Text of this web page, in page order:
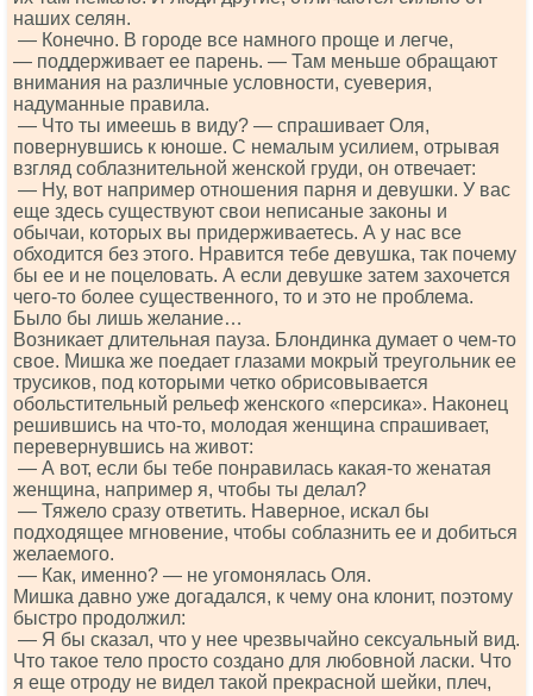
наших селян.
— Конечно. В городе все намного проще и легче,
— поддерживает ее парень. — Там меньше обращают
внимания на различные условности, суеверия,
надуманные правила.
— Что ты имеешь в виду? — спрашивает Оля,
повернувшись к юноше. С немалым усилием, отрывая
взгляд соблазнительной женской груди, он отвечает:
— Ну, вот например отношения парня и девушки. У вас
еще здесь существуют свои неписаные законы и
обычаи, которых вы придерживаетесь. А у нас все
обходится без этого. Нравится тебе девушка, так почему
бы ее и не поцеловать. А если девушке затем захочется
чего-то более существенного, то и это не проблема.
Было бы лишь желание…
Возникает длительная пауза. Блондинка думает о чем-то
свое. Мишка же поедает глазами мокрый треугольник ее
трусиков, под которыми четко обрисовывается
обольстительный рельеф женского «персика». Наконец
решившись на что-то, молодая женщина спрашивает,
перевернувшись на живот:
— А вот, если бы тебе понравилась какая-то женатая
женщина, например я, чтобы ты делал?
— Тяжело сразу ответить. Наверное, искал бы
подходящее мгновение, чтобы соблазнить ее и добиться
желаемого.
— Как, именно? — не угомонялась Оля.
Мишка давно уже догадался, к чему она клонит, поэтому
быстро продолжил:
— Я бы сказал, что у нее чрезвычайно сексуальный вид.
Что такое тело просто создано для любовной ласки. Что
я еще отроду не видел такой прекрасной шейки, плеч,